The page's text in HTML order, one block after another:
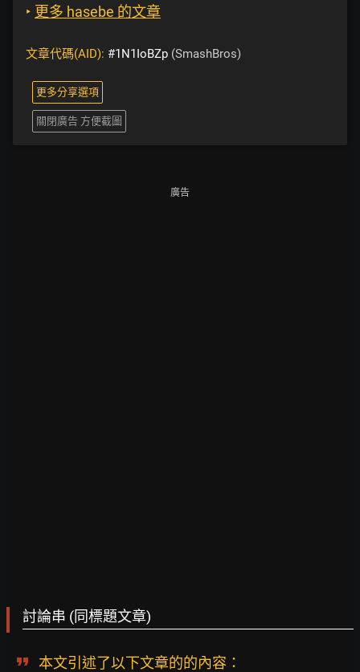
‣ 更多 hasebe 的文章
文章代碼(AID): #1N1IoBZp (SmashBros)
更多分享選項
關閉廣告 方便截圖
廣告
討論串 (同標題文章)
本文引述了以下文章的的內容：